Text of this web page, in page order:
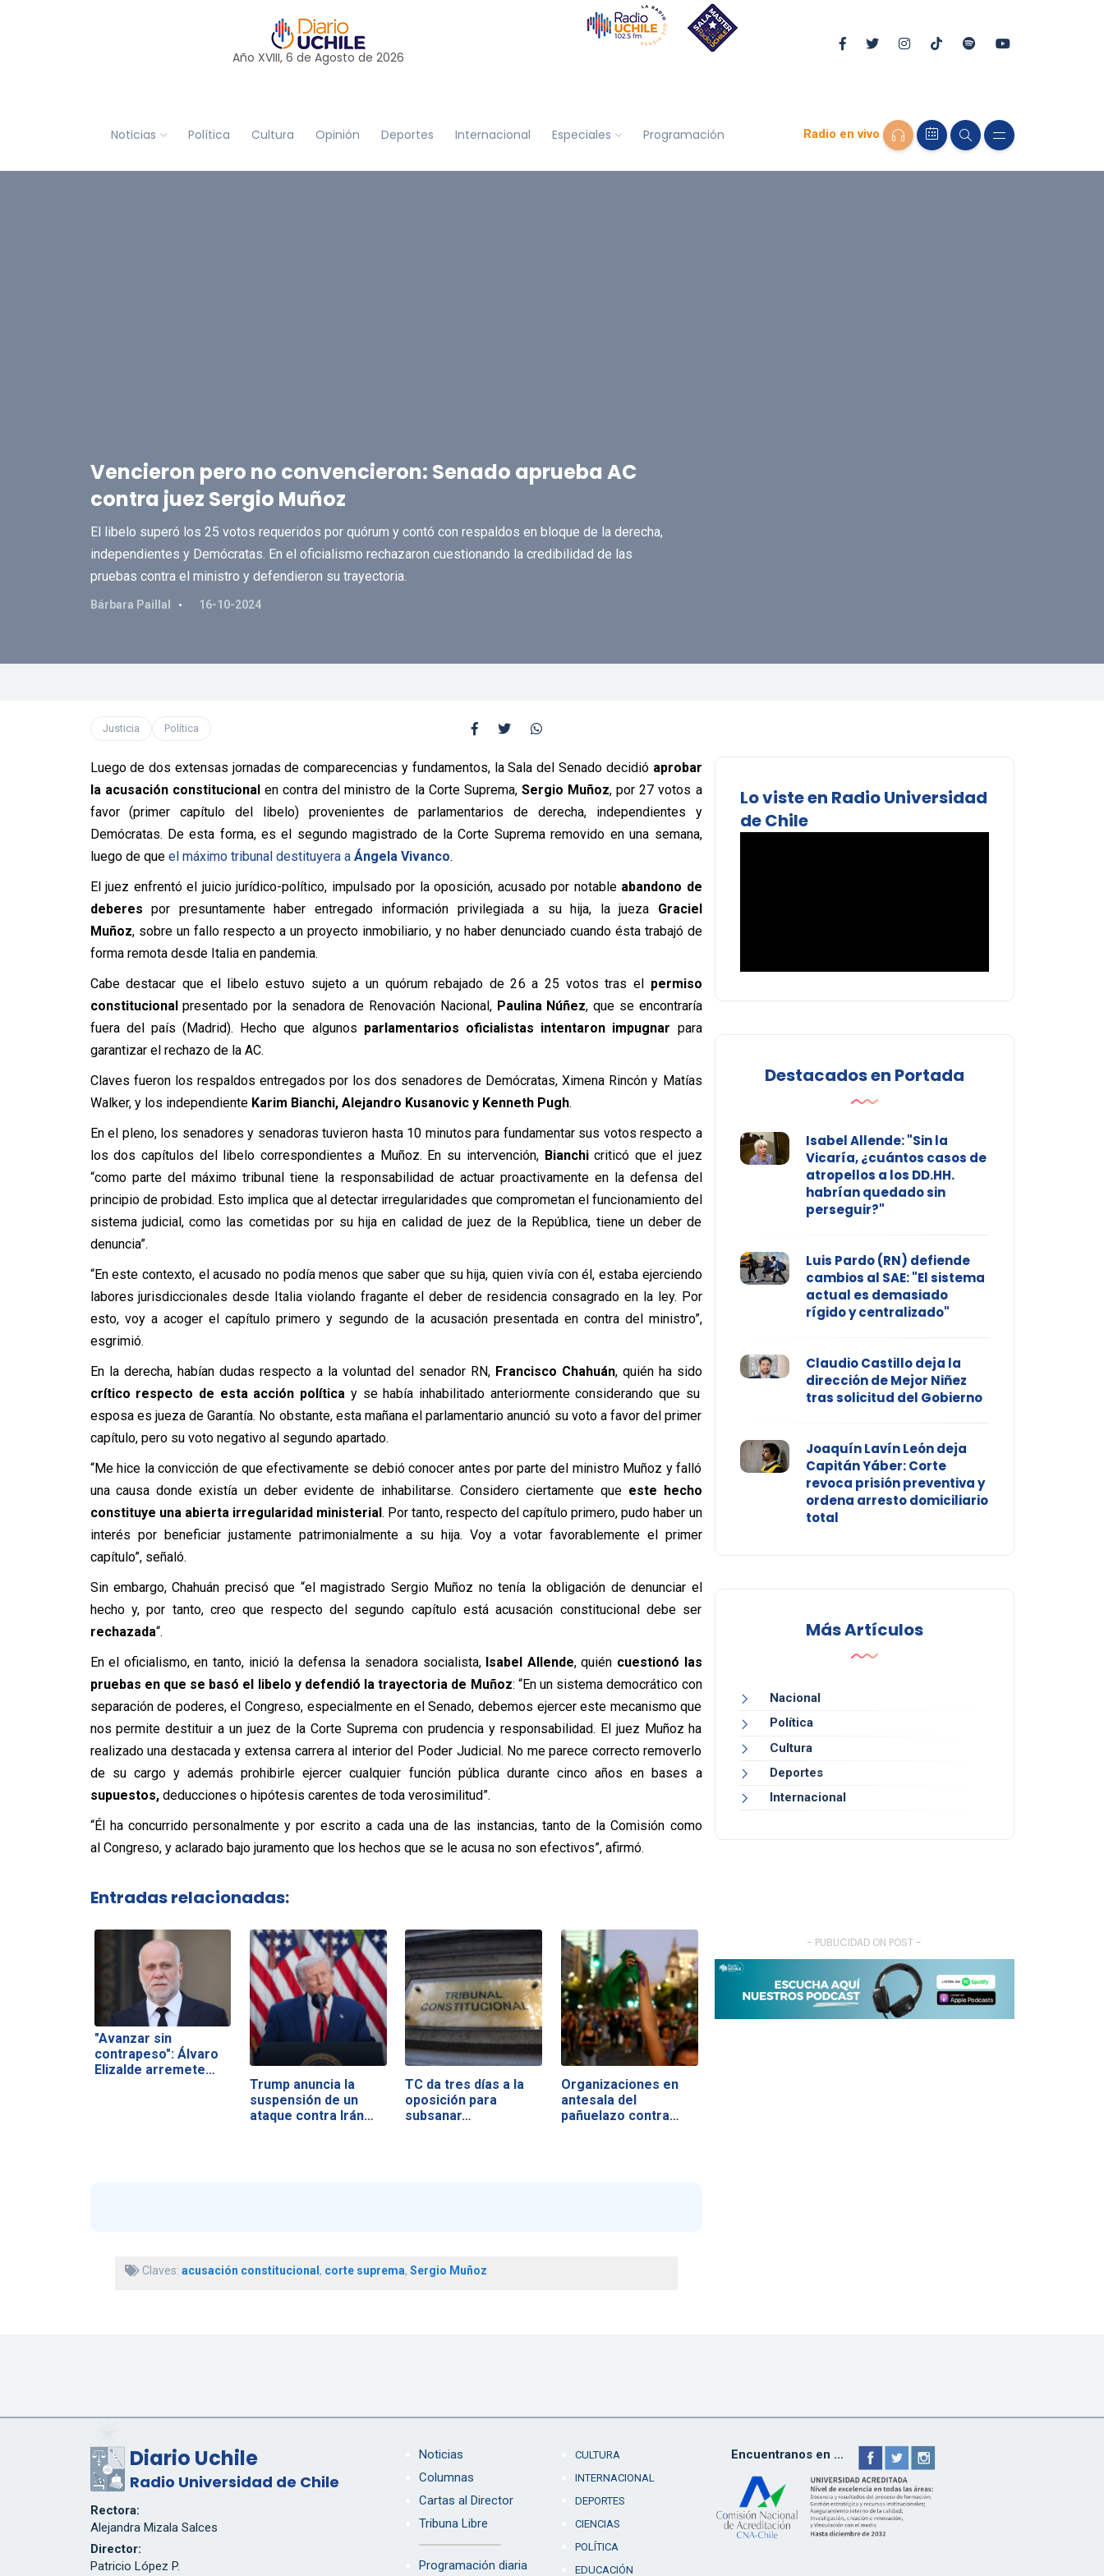
Año XVIII, 6 de Agosto de 2026
Noticias Política Cultura Opinión Deportes Internacional Especiales Programación Radio en vivo
Vencieron pero no convencieron: Senado aprueba AC
contra juez Sergio Muñoz
El libelo superó los 25 votos requeridos por quórum y contó con respaldos en bloque de la derecha,
independientes y Demócratas. En el oficialismo rechazaron cuestionando la credibilidad de las
pruebas contra el ministro y defendieron su trayectoria.
Bárbara Paillal 16-10-2024
Justicia Política
Luego de dos extensas jornadas de comparecencias y fundamentos, la Sala del Senado decidió aprobar
la acusación constitucionalen contra del ministro de la Corte Suprema,Sergio Muñoz, por 27 votos a
favor (primer capítulo del libelo) provenientes de parlamentarios de derecha, independientes y
Demócratas. De esta forma, es el segundo magistrado de la Corte Suprema removido en una semana,
luego de que el máximo tribunal destituyera aÁngela Vivanco.
El juez enfrentó el juicio jurídico-político, impulsado por la oposición, acusado por notableabandono de
deberes por presuntamente haber entregado información privilegiada a su hija, la jueza Graciel
Muñoz, sobre un fallo respecto a un proyecto inmobiliario, y no haber denunciado cuando ésta trabajó de
forma remota desde Italia en pandemia.
Cabe destacar que el libelo estuvo sujeto a un quórum rebajado de 26 a 25 votos tras el permiso
constitucionalpresentado por la senadora de Renovación Nacional, Paulina Núñez, que se encontraría
fuera del país (Madrid). Hecho que algunos parlamentarios oficialistas intentaron impugnar para
garantizar el rechazo de la AC.
Claves fueron los respaldos entregados por los dos senadores de Demócratas, Ximena Rincón y Matías
Walker, y los independienteKarim Bianchi, Alejandro Kusanovic y Kenneth Pugh.
En el pleno, los senadores y senadoras tuvieron hasta 10 minutos para fundamentar sus votos respecto a
los dos capítulos del libelo correspondientes a Muñoz. En su intervención, Bianchicriticó que el juez
“como parte del máximo tribunal tiene la responsabilidad de actuar proactivamente en la defensa del
principio de probidad. Esto implica que al detectar irregularidades que comprometan el funcionamiento del
sistema judicial, como las cometidas por su hija en calidad de juez de la República, tiene un deber de
denuncia”.
“En este contexto, el acusado no podía menos que saber que su hija, quien vivía con él, estaba ejerciendo
labores jurisdiccionales desde Italia violando fragante el deber de residencia consagrado en la ley. Por
esto, voy a acoger el capítulo primero y segundo de la acusación presentada en contra del ministro”,
esgrimió.
En la derecha, habían dudas respecto a la voluntad del senador RN, Francisco Chahuán, quién ha sido
crítico respecto de esta acción política y se había inhabilitado anteriormente considerando que su
esposa es jueza de Garantía. No obstante, esta mañana el parlamentario anunció su voto a favor del primer
capítulo, pero su voto negativo al segundo apartado.
“Me hice la convicción de que efectivamente se debió conocer antes por parte del ministro Muñoz y falló
una causa donde existía un deber evidente de inhabilitarse. Considero ciertamente que este hecho
constituye una abierta irregularidad ministerial. Por tanto, respecto del capítulo primero, pudo haber un
interés por beneficiar justamente patrimonialmente a su hija. Voy a votar favorablemente el primer
capítulo”, señaló.
Sin embargo, Chahuán precisó que “el magistrado Sergio Muñoz no tenía la obligación de denunciar el
hecho y, por tanto, creo que respecto del segundo capítulo está acusación constitucional debe ser
rechazada“.
En el oficialismo, en tanto, inició la defensa la senadora socialista, Isabel Allende, quién cuestionó las
pruebas en que se basó el libelo y defendió la trayectoria de Muñoz: “En un sistema democrático con
separación de poderes, el Congreso, especialmente en el Senado, debemos ejercer este mecanismo que
nos permite destituir a un juez de la Corte Suprema con prudencia y responsabilidad. El juez Muñoz ha
realizado una destacada y extensa carrera al interior del Poder Judicial. No me parece correcto removerlo
de su cargo y además prohibirle ejercer cualquier función pública durante cinco años en bases a
supuestos,deducciones o hipótesis carentes de toda verosimilitud”.
“Él ha concurrido personalmente y por escrito a cada una de las instancias, tanto de la Comisión como
al Congreso, y aclarado bajo juramento que los hechos que se le acusa no son efectivos”, afirmó.
Entradas relacionadas:
"Avanzar sin
contrapeso": Álvaro
Elizalde arremete…
Trump anuncia la
suspensión de un
ataque contra Irán…
TC da tres días a la
oposición para
subsanar…
Organizaciones en
antesala del
pañuelazo contra…
Claves: acusación constitucional , corte suprema, Sergio Muñoz
Lo viste en Radio Universidad
de Chile
Destacados en Portada
Isabel Allende: "Sin la
Vicaría, ¿cuántos casos de
atropellos a los DD.HH.
habrían quedado sin
perseguir?"
Luis Pardo (RN) defiende
cambios al SAE: "El sistema
actual es demasiado
rígido y centralizado"
Claudio Castillo deja la
dirección de Mejor Niñez
tras solicitud del Gobierno
Joaquín Lavín León deja
Capitán Yáber: Corte
revoca prisión preventiva y
ordena arresto domiciliario
total
Más Artículos
Nacional
Política
Cultura
Deportes
Internacional
- PUBLICIDAD ON POST -
Diario Uchile
Radio Universidad de Chile
Rectora:
Alejandra Mizala Salces
Director:
Patricio López P.
Noticias
Columnas
Cartas al Director
Tribuna Libre
Programación diaria
CULTURA
INTERNACIONAL
DEPORTES
CIENCIAS
POLÍTICA
EDUCACIÓN
Encuentranos en ...